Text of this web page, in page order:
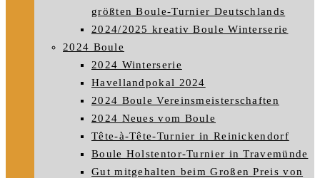
größten Boule-Turnier Deutschlands
2024/2025 kreativ Boule Winterserie
2024 Boule
2024 Winterserie
Havellandpokal 2024
2024 Boule Vereinsmeisterschaften
2024 Neues vom Boule
Tête-à-Tête-Turnier in Reinickendorf
Boule Holstentor-Turnier in Travemünde
Gut mitgehalten beim Großen Preis von